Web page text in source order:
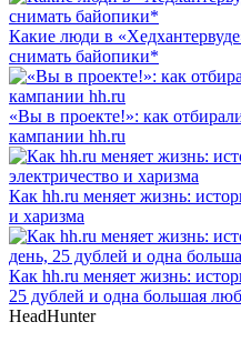
Какие люди в
снимать байопики*
«Вы в проекте!»: как
кампании hh.ru
Как hh.ru меняет жизнь:
и харизма
Как hh.ru меняет жизнь:
25 дублей и одна большая
HeadHunter